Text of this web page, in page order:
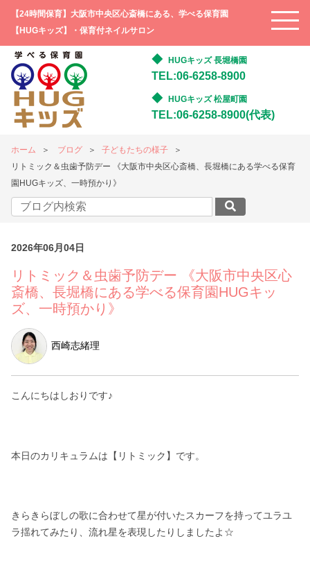
【24時間保育】大阪市中央区心斎橋にある、学べる保育園
【HUGキッズ】・保育付ネイルサロン
HUGキッズ 長堀橋園
TEL:06-6258-8900
HUGキッズ 松屋町園
TEL:06-6258-8900(代表)
ホーム ブログ
子どもたちの様子
リトミック＆虫歯予防デー 《大阪市中央区心斎橋、長堀橋にある学べる保育
園HUGキッズ、一時預かり》
2026年06月04日
リトミック＆虫歯予防デー 《大阪市中央区心
斎橋、長堀橋にある学べる保育園HUGキッ
ズ、一時預かり》
西崎志緒理
こんにちはしおりです♪
本日のカリキュラムは【リトミック】です。
きらきらぼしの歌に合わせて星が付いたスカーフを持ってユラユ
ラ揺れてみたり、流れ星を表現したりしましたよ☆